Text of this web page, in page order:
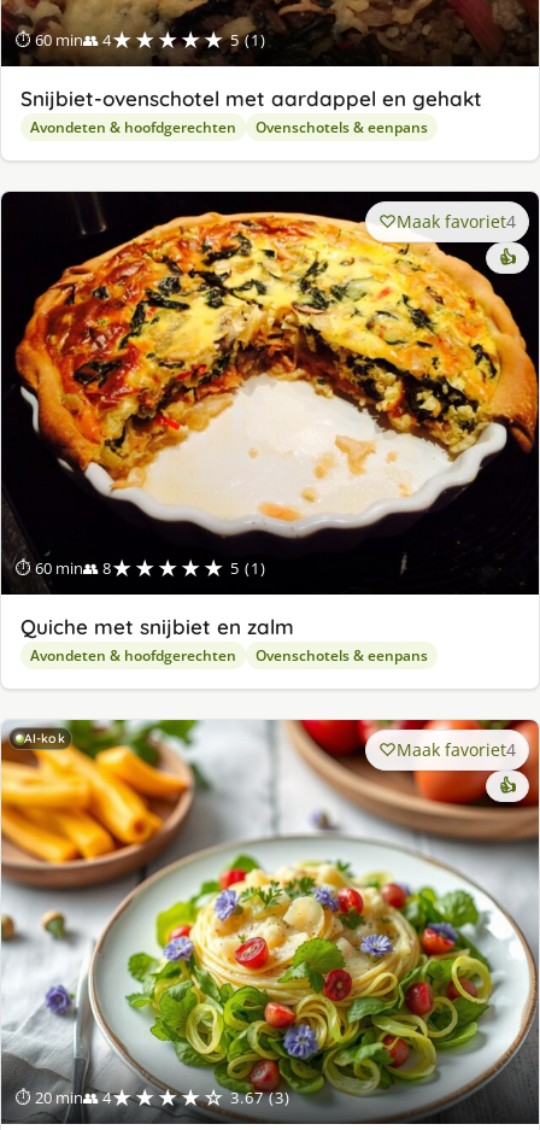
⏱ 60 min👥 4★★★★★ 5 (1)
Snijbiet-ovenschotel met aardappel en gehakt
Avondeten & hoofdgerechten Ovenschotels & eenpans
⏱ 60 min👥 8★★★★★ 5 (1)
Maak favoriet4
👍
Quiche met snijbiet en zalm
Avondeten & hoofdgerechten Ovenschotels & eenpans
AI-kok
⏱ 20 min👥 4★★★★☆ 3.67 (3)
Maak favoriet4
👍